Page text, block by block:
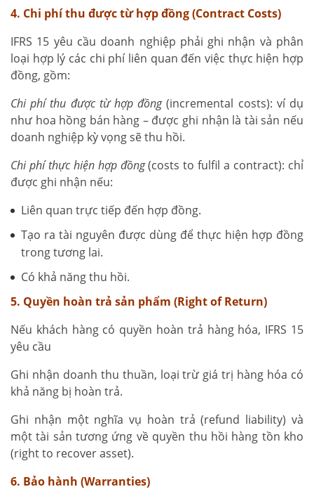
4. Chi phí thu được từ hợp đồng (Contract Costs)
IFRS 15 yêu cầu doanh nghiệp phải ghi nhận và phân
loại hợp lý các chi phí liên quan đến việc thực hiện hợp
đồng, gồm:
Chi phí thu được từ hợp đồng(incremental costs): ví dụ
như hoa hồng bán hàng – được ghi nhận là tài sản nếu
doanh nghiệp kỳ vọng sẽ thu hồi.
Chi phí thực hiện hợp đồng(costs to fulfil a contract): chỉ
được ghi nhận nếu:
Liên quan trực tiếp đến hợp đồng.
Tạo ra tài nguyên được dùng để thực hiện hợp đồng
trong tương lai.
Có khả năng thu hồi.
5. Quyền hoàn trả sản phẩm (Right of Return)
Nếu khách hàng có quyền hoàn trả hàng hóa, IFRS 15
yêu cầu
Ghi nhận doanh thu thuần, loại trừ giá trị hàng hóa có
khả năng bị hoàn trả.
Ghi nhận một nghĩa vụ hoàn trả (refund liability) và
một tài sản tương ứng về quyền thu hồi hàng tồn kho
(right to recover asset).
6. Bảo hành (Warranties)